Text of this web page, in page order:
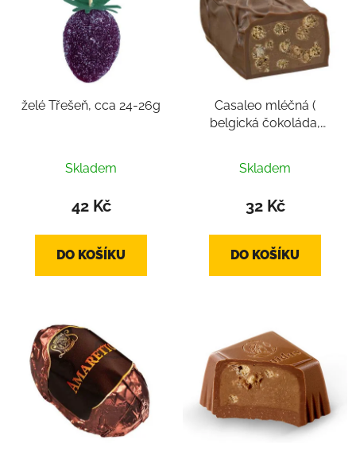
želé Třešeň, cca 24-26g
Skladem
42 Kč
DO KOŠÍKU
Casaleo mléčná (
belgická čokoláda,
Skladem
32 Kč
DO KOŠÍKU